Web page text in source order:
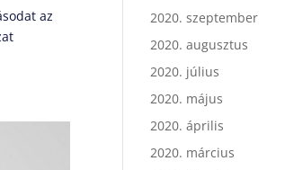
az
2020. szeptember
2020. augusztus
2020. július
2020. május
2020. április
2020. március